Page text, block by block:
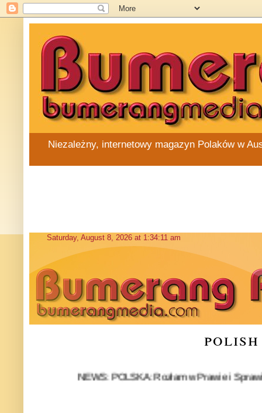
Niezależny, internetowy magazyn Polaków w
NEWS: POLSKA: Rozłam w Prawie i